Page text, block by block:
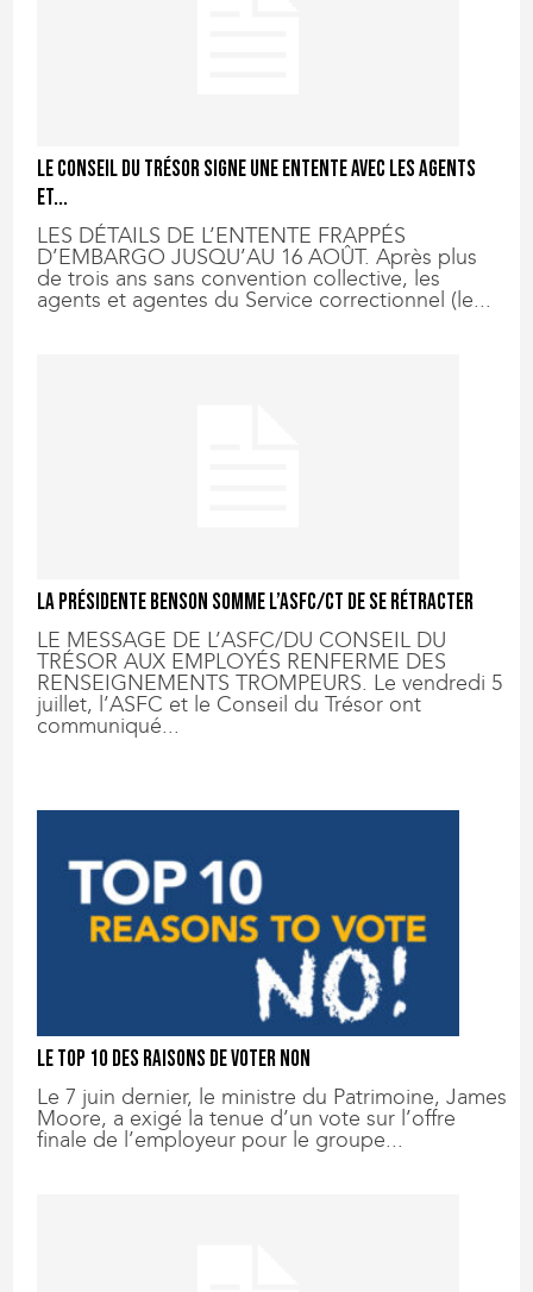
Le Conseil du Trésor signe une entente avec les agents
et...
LES DÉTAILS DE L’ENTENTE FRAPPÉS
D’EMBARGO JUSQU’AU 16 AOÛT. Après plus
de trois ans sans convention collective, les
agents et agentes du Service correctionnel (le...
La présidente Benson somme l’ASFC/CT de se rétracter
LE MESSAGE DE L’ASFC/DU CONSEIL DU
TRÉSOR AUX EMPLOYÉS RENFERME DES
RENSEIGNEMENTS TROMPEURS. Le vendredi 5
juillet, l’ASFC et le Conseil du Trésor ont
communiqué...
Le top 10 des raisons de voter NON
Le 7 juin dernier, le ministre du Patrimoine, James
Moore, a exigé la tenue d’un vote sur l’offre
finale de l’employeur pour le groupe...